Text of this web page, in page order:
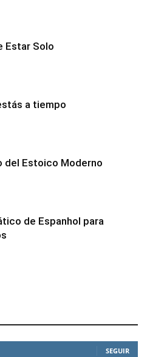
Estar Solo
a tiempo
del Estoico Moderno
de Espanhol para
SEGUIR